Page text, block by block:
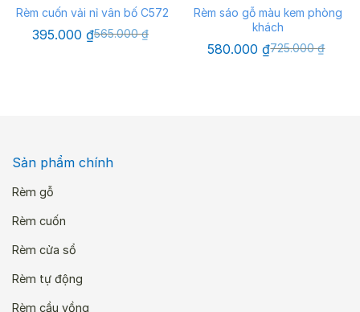
Rèm cuốn vải nỉ vân bố C572
565.000₫
Giá
gốc
395.000 ₫Giá
hiện
Rèm sáo gỗ màu kem phòng
khách
725.000₫
Giá
gốc
580.000₫Giá
hiện
Sản phẩm chính
Rèm gỗ
Rèm cuốn
Rèm cửa sổ
Rèm tự động
Rèm cầu vồng